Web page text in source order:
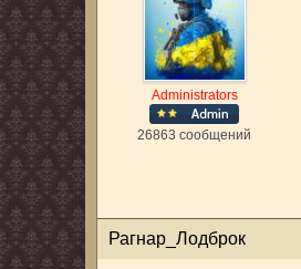
Administrators
26863 сообщений
Рагнар_Лодброк